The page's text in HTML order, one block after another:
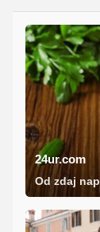
24ur.com
Od zdaj